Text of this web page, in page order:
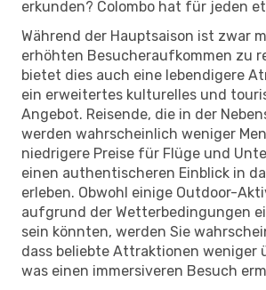
erkunden? Colombo hat für jeden
Während der Hauptsaison ist zwar
erhöhten Besucheraufkommen zu
bietet dies auch eine lebendigere
ein erweitertes kulturelles und
Angebot. Reisende, die in der
werden wahrscheinlich weniger
niedrigere Preise für Flüge und
einen authentischeren Einblick in
erleben. Obwohl einige Outdoor-
aufgrund der Wetterbedingungen
sein könnten, werden Sie
dass beliebte Attraktionen weniger
was einen immersiveren Besuch